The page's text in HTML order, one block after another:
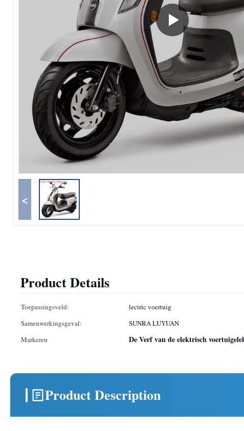
<
Product Details
Toepassingsveld: lectric voertuig
Samenwerkingsgeval:
SUNRA LUYUAN
Markeren
De Verf van de elektrisch
Product Description